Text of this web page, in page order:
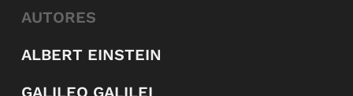
AUTORES
ALBERT EINSTEIN
GALILEO GALILEI